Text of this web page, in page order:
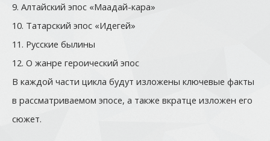
9. Алтайский эпос «Маадай-кара»
10. Татарский эпос «Идегей»
11. Русские былины
12. О жанре героический эпос
В каждой части цикла будут изложены ключевые факты
в рассматриваемом эпосе, а также вкратце изложен его
сюжет.